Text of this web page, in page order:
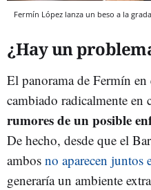
Fermín López lanza un beso a la
¿Hay un
El panorama de Fermín
cambiado radicalmente en
rumores de un posible
De hecho, desde que el
ambos no aparecen juntos
generaría un ambiente